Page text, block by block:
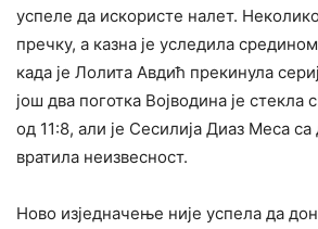
успеле да искористе налет.
пречку, а казна је уследила
када је Лолита Авдић прекинула
још два поготка Војводина је стекла
од 11:8, али је Сесилија Диаз Меса са
вратила неизвесност.
Ново изједначење није успела да